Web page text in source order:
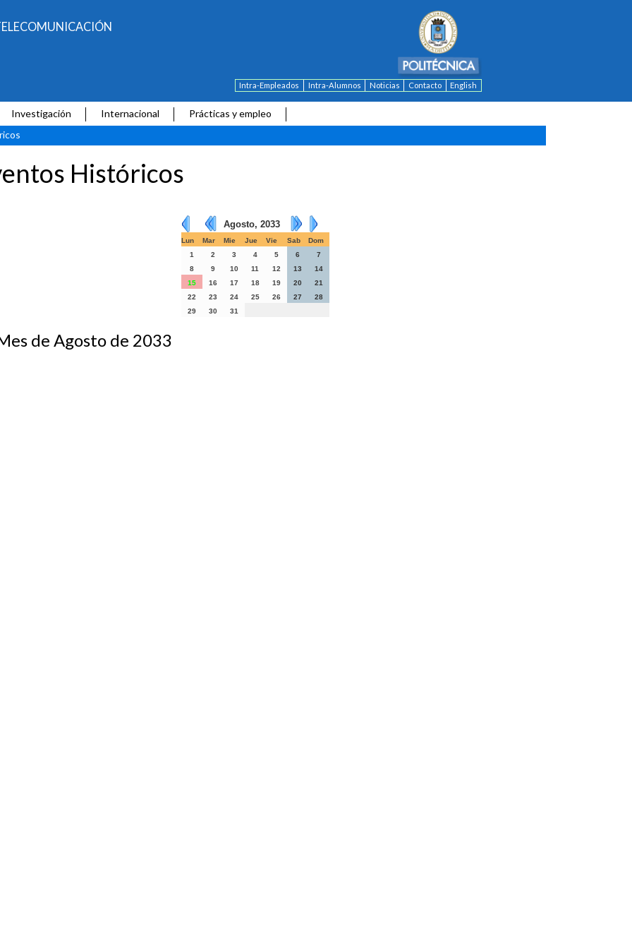
Intra-Empleados Intra-Alumnos Noticias Contacto English
Investigación Internacional
Prácticas y empleo
Históricos
Agosto, 2033
Lun Mar Mie Jue Vie Sab
Dom
1
2 3 4 5 6
7
8
9 10 11 12 13
14
15
16 17 18 19 20
21
22
23 24 25 26 27
28
29
30 31
de Agosto de 2033